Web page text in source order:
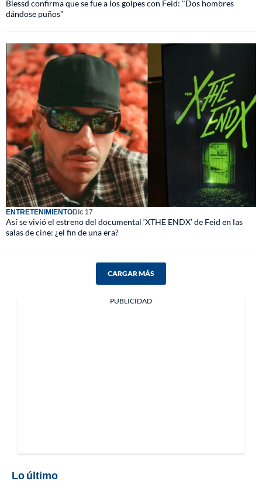
Blessd confirma que se fue a los golpes con Feid: "Dos hombres
dándose puños"
ENTRETENIMIENTODic 17
Así se vivió el estreno del documental ‘XTHE ENDX’ de Feid en las
salas de cine: ¿el fin de una era?
CARGAR MÁS
PUBLICIDAD
Lo último